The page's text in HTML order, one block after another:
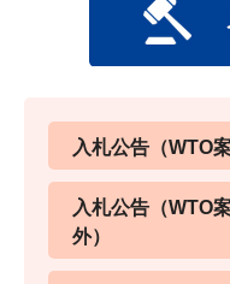
入札公告（WTO案
入札公告（WTO
外）